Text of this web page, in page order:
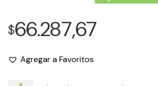
$66.287,67
Agregar a Favoritos